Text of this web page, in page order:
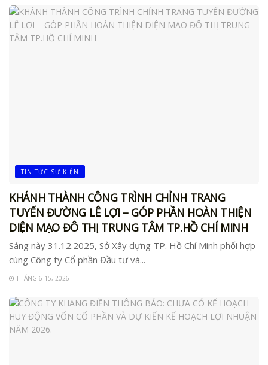
TIN TỨC SỰ KIỆN
KHÁNH THÀNH CÔNG TRÌNH CHỈNH TRANG
TUYẾN ĐƯỜNG LÊ LỢI – GÓP PHẦN HOÀN THIỆN
DIỆN MẠO ĐÔ THỊ TRUNG TÂM TP.HỒ CHÍ MINH
Sáng này 31.12.2025, Sở Xây dựng TP. Hồ Chí Minh phối hợp
cùng Công ty Cổ phần Đầu tư và...
THÁNG 6 15, 2026